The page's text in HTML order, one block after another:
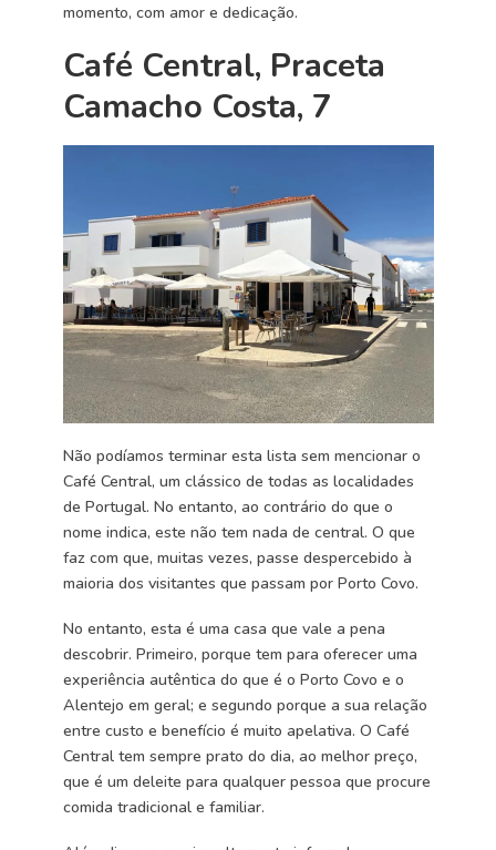
momento, com amor e dedicação.
Café Central, Praceta
Camacho Costa, 7
Não podíamos terminar esta lista sem mencionar o
Café Central, um clássico de todas as localidades
de Portugal. No entanto, ao contrário do que o
nome indica, este não tem nada de central. O que
faz com que, muitas vezes, passe despercebido à
maioria dos visitantes que passam por Porto Covo.
No entanto, esta é uma casa que vale a pena
descobrir. Primeiro, porque tem para oferecer uma
experiência autêntica do que é o Porto Covo e o
Alentejo em geral; e segundo porque a sua relação
entre custo e benefício é muito apelativa. O Café
Central tem sempre prato do dia, ao melhor preço,
que é um deleite para qualquer pessoa que procure
comida tradicional e familiar.